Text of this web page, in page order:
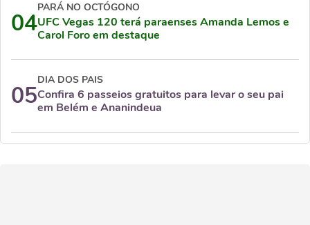
04
PARÁ NO OCTÓGONO
UFC Vegas 120 terá paraenses Amanda Lemos e
Carol Foro em destaque
05
DIA DOS PAIS
Confira 6 passeios gratuitos para levar o seu pai
em Belém e Ananindeua